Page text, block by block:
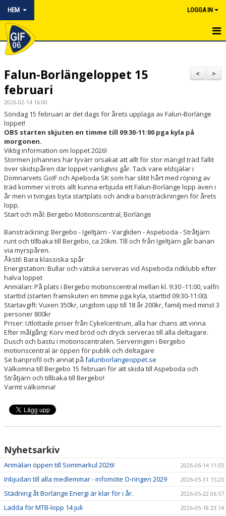
HEM LOGGA IN
HEM
NYHETER
OM KLUBBEN
KONTAKT
KALENDER
BILDGALLERI
BLI MEDLEM
DOKUMENTARKIV
>
<
Falun-Borlängeloppet 15
februari
2026-02-14 16:00
Söndag 15 februari är det dags för årets upplaga av Falun-Borlänge
loppet!
OBS starten skjuten en timme till 09:30-11:00 pga kyla på
morgonen.
Viktig information om loppet 2026!
Stormen Johannes har tyvärr orsakat att allt för stor mängd träd fallit
över skidspåren där loppet vanligtvis går. Tack vare eldsjälar i
Domnarvets GoIF och Apeboda SK som har slitit hårt med röjning av
träd kommer vi trots allt kunna erbjuda ett Falun-Borlänge lopp även i
år men vi tvingas byta startplats och ändra bansträckningen för årets
lopp.
Start och mål: Bergebo Motionscentral, Borlänge
Bansträckning: Bergebo - Igeltjärn - Vargliden - Aspeboda - Stråtjärn
runt och tillbaka till Bergebo, ca 20km. TIll och från Igeltjärn går banan
via myrspåren.
Åkstil: Bara klassiska spår
Energistation: Bullar och vätska serveras vid Aspeboda ridklubb efter
halva loppet
Anmälan: På plats i Bergebo motionscentral mellan kl. 9:30 -11:00, valfri
starttid (starten framskuten en timme pga kyla, starttid 09:30-11:00)
Startavgift: Vuxen 350kr, ungdom upp till 18 år 200kr, familj med minst 3
personer 800kr
Priser: Utlottade priser från Cykelcentrum, alla har chans att vinna
Efter målgång: Korv med bröd och dryck serveras till alla deltagare.
Dusch och bastu i motionscentralen. Serveringen i Bergebo
motionscentral är öppen för publik och deltagare
Se banprofil och annat på falunborlangeoppet.se
Välkomna till Bergebo 15 februari för att skida till Aspeboda och
Stråtjärn och tillbaka till Bergebo!
Varmt välkomna!
Nyhetsarkiv
Anmälan öppen till Sommarkul 2026! 2026-06-14 11:03
Inbjudan till alla medlemmar - infomöte O-ringen 2029 2026-05-31 15:23
Städning åt Borlänge Energi är klar för i år. 2026-05-22 06:57
Ladda för MTB-lopp 14 juli 2026-05-18 23:14